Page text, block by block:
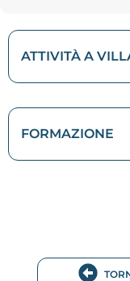
ATTIVITÀ A
FORMAZIONE